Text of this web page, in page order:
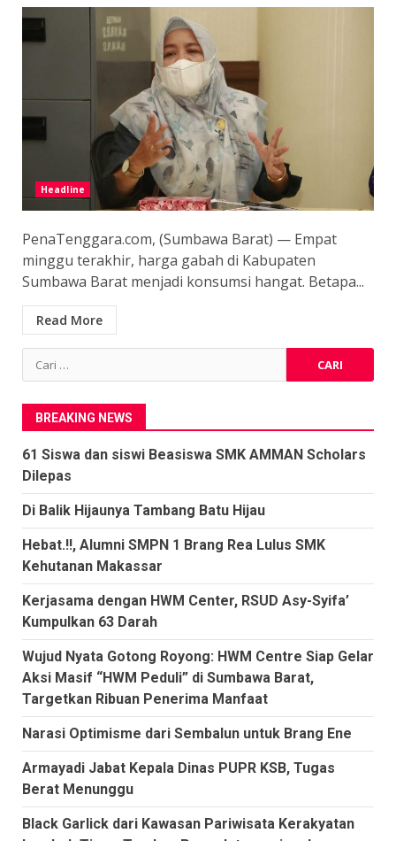
Headline
PenaTenggara.com, (Sumbawa Barat) — Empat
minggu terakhir, harga gabah di Kabupaten
Sumbawa Barat menjadi konsumsi hangat. Betapa...
Read More
Cari
untuk:
BREAKING NEWS
61 Siswa dan siswi Beasiswa SMK AMMAN Scholars
Dilepas
Di Balik Hijaunya Tambang Batu Hijau
Hebat.!!, Alumni SMPN 1 Brang Rea Lulus SMK
Kehutanan Makassar
Kerjasama dengan HWM Center, RSUD Asy-Syifa’
Kumpulkan 63 Darah
Wujud Nyata Gotong Royong: HWM Centre Siap Gelar
Aksi Masif “HWM Peduli” di Sumbawa Barat,
Targetkan Ribuan Penerima Manfaat
Narasi Optimisme dari Sembalun untuk Brang Ene
Armayadi Jabat Kepala Dinas PUPR KSB, Tugas
Berat Menunggu
Black Garlick dari Kawasan Pariwisata Kerakyatan